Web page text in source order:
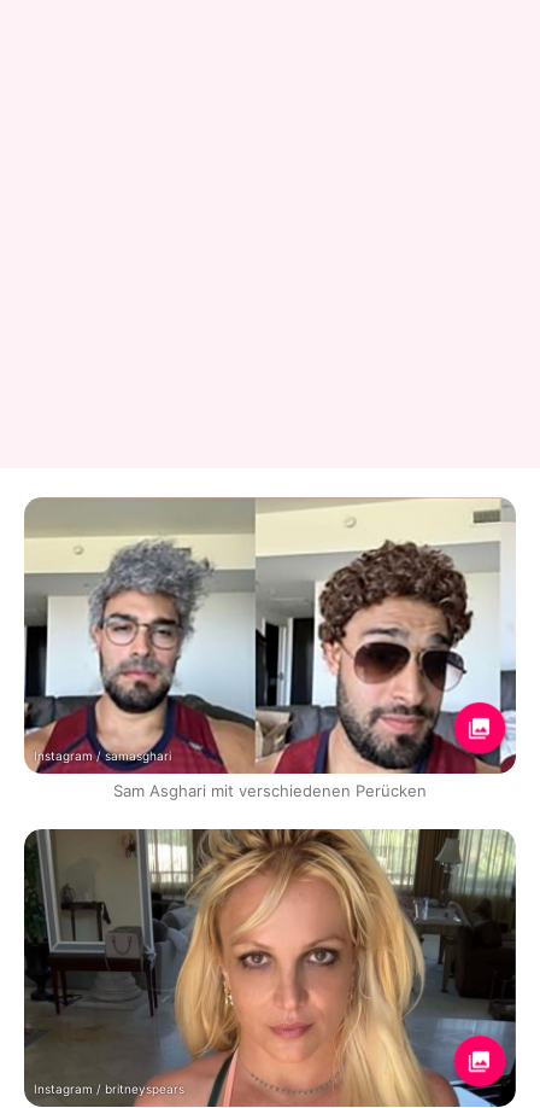
Instagram / samasghari
Sam Asghari mit verschiedenen Perücken
Instagram / britneyspears